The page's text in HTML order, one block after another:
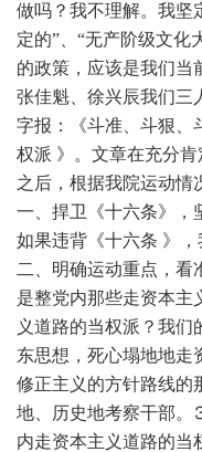
做吗？我不理解。我坚
定的”、“无产阶级文化
的政策，应该是我们当
张佳魁、徐兴辰我们三
字报：《斗准、斗狠、
权派 》。文章在充分肯
之后，根据我院运动情
一、捍卫《十六条》，
如果违背《十六条 》，
二、明确运动重点，
是整党内那些走资本
义道路的当权派？我们
东思想，死心塌地地走
修正主义的方针路线的
地、历史地考察干部。
内走资本主义道路的当